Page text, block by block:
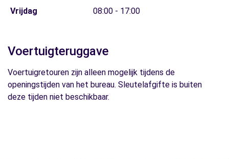
Vrijdag
08:00 - 17:00
Voertuigteruggave
Voertuigretouren zijn alleen mogelijk tijdens de
openingstijden van het bureau. Sleutelafgifte is buiten
deze tijden niet beschikbaar.